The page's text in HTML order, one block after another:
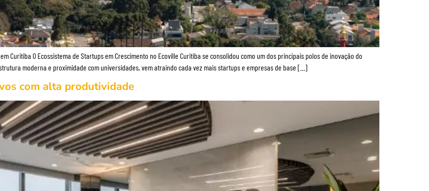
Curitiba O Ecossistema de Startups em Crescimento no Ecoville Curitiba se consolidou como um dos principais polos de inovação do
moderna e proximidade com universidades, vem atraindo cada vez mais startups e empresas de base […]
com alta produtividade